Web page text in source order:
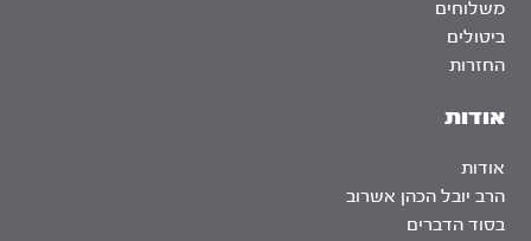
אודות
אודות
הרב יובל הכהן אשרוב
בסוד הדברים
משלוחים
ביטולים
החזרות